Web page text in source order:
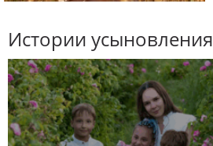
Истории усыновления